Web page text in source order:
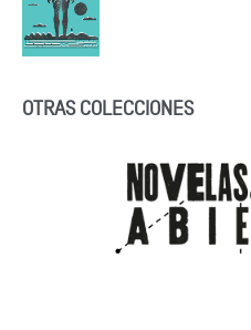
OTRAS COLECCIONES